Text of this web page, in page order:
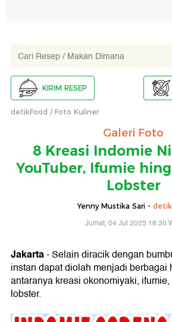
KIRIM RESEP
detikFood Foto Kuliner
Galeri Foto
8 Kreasi Indomie
YouTuber, Ifumie
Lobster
Yenny Mustika Sari -
Jumat, 04 Jul 2025 18:30
Jakarta- Selain diracik dengan
instan dapat diolah menjadi berbagai
antaranya kreasi okonomiyaki,
lobster.